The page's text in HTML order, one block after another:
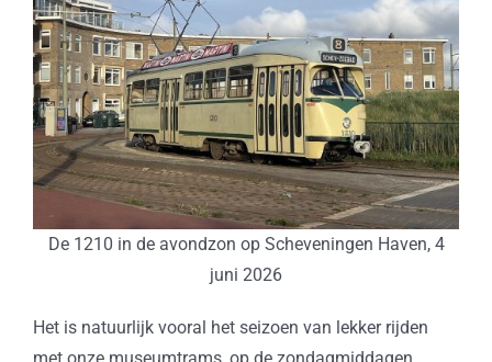
De 1210 in de avondzon op Scheveningen Haven, 4
juni 2026
Het is natuurlijk vooral het seizoen van lekker rijden